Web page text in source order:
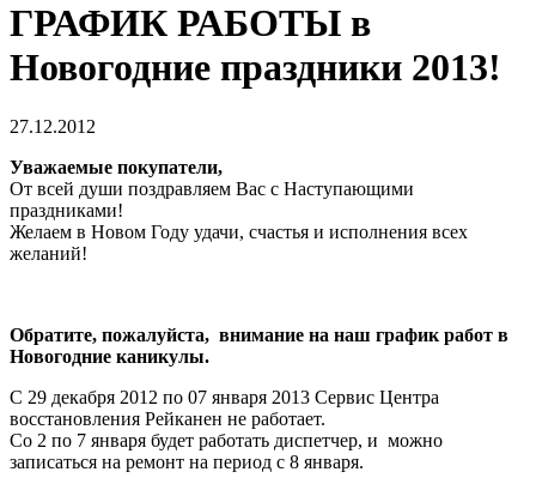
ГРАФИК РАБОТЫ в
Новогодние праздники 2013!
27.12.2012
Уважаемые покупатели,
От всей души поздравляем Вас с Наступающими
праздниками!
Желаем в Новом Году удачи, счастья и исполнения всех
желаний!
Обратите, пожалуйста, внимание на наш график работ в
Новогодние каникулы.
С 29 декабря 2012 по 07 января 2013 Сервис Центра
восстановления Рейканен не работает.
Со 2 по 7 января будет работать диспетчер, и можно
записаться на ремонт на период с 8 января.